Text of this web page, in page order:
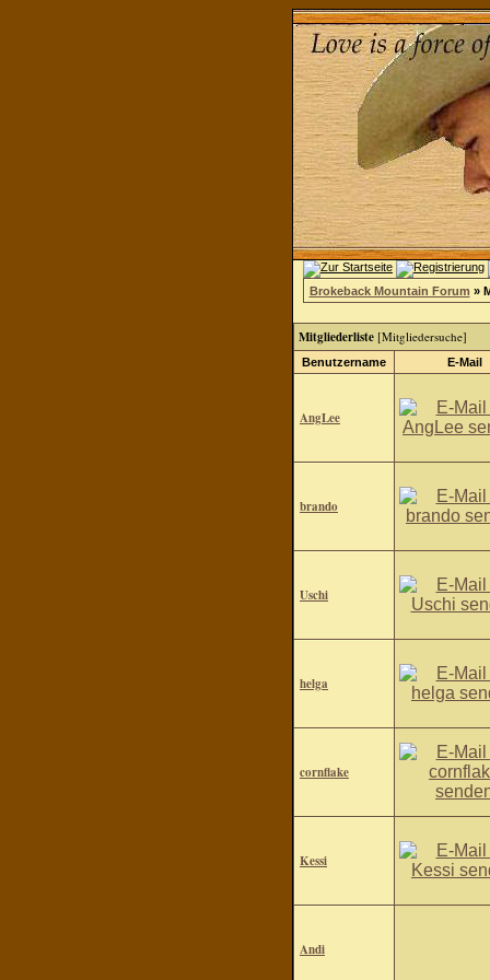
Brokeback Mountain Forum »
Mitgliederliste [Mitgliedersuche]
Benutzername E-Mail
AngLee
brando
Uschi
helga
cornflake
Kessi
Andi